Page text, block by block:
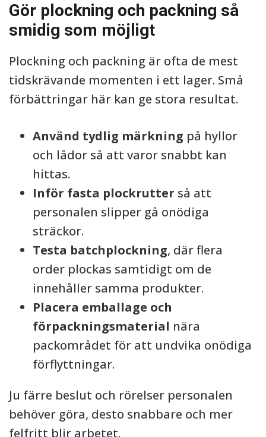
Gör plockning och packning så
smidig som möjligt
Plockning och packning är ofta de mest
tidskrävande momenten i ett lager. Små
förbättringar här kan ge stora resultat.
Använd tydlig märkning på hyllor
och lådor så att varor snabbt kan
hittas.
Inför fasta plockrutter så att
personalen slipper gå onödiga
sträckor.
Testa batchplockning, där flera
order plockas samtidigt om de
innehåller samma produkter.
Placera emballage och
förpackningsmaterial nära
packområdet för att undvika onödiga
förflyttningar.
Ju färre beslut och rörelser personalen
behöver göra, desto snabbare och mer
felfritt blir arbetet.